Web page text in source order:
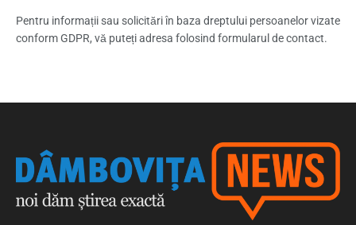
Pentru informații sau solicitări în baza dreptului persoanelor vizate
conform GDPR, vă puteți adresa folosind formularul de contact.